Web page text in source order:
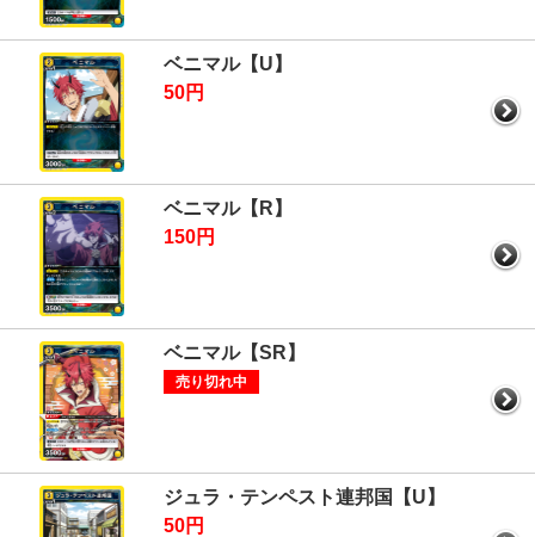
ベニマル【U】
50円
ベニマル【R】
150円
ベニマル【SR】
売り切れ中
ジュラ・テンペスト連邦国【U】
50円